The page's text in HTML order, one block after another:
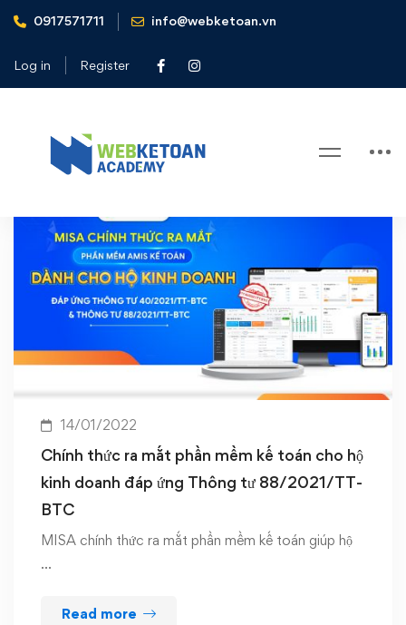
0917571711 info@webketoan.vn
Log in Register
Home cá nhân kinh doanh
Tag: cá nhân kinh doanh
14/01/2022
Chính thức ra mắt phần mềm kế toán cho hộ
kinh doanh đáp ứng Thông tư 88/2021/TT-
BTC
MISA chính thức ra mắt phần mềm kế toán giúp hộ
…
Read more